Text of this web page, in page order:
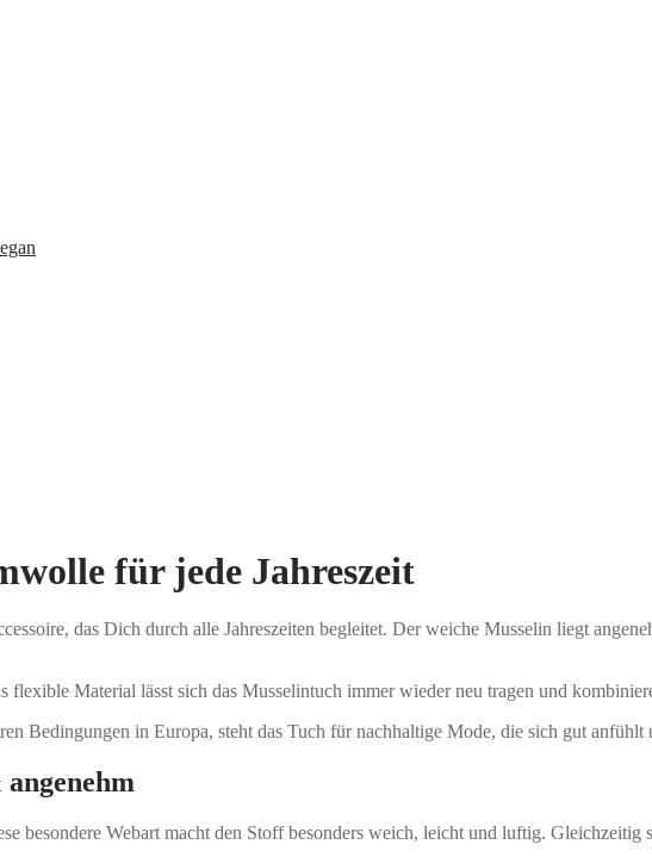
für jede Jahreszeit
das Dich durch alle Jahreszeiten begleitet. Der weiche Musselin liegt
flexible Material lässt sich das Musselintuch immer wieder neu tragen und
Bedingungen in Europa, steht das Tuch für nachhaltige Mode, die sich gut anfühlt
besondere Webart macht den Stoff besonders weich, leicht und luftig. Gleichzeitig